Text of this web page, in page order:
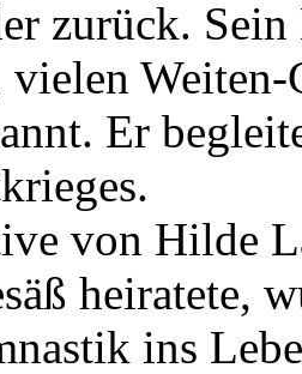
zurück.
vielen
Er
von Hilde
heiratete,
ins